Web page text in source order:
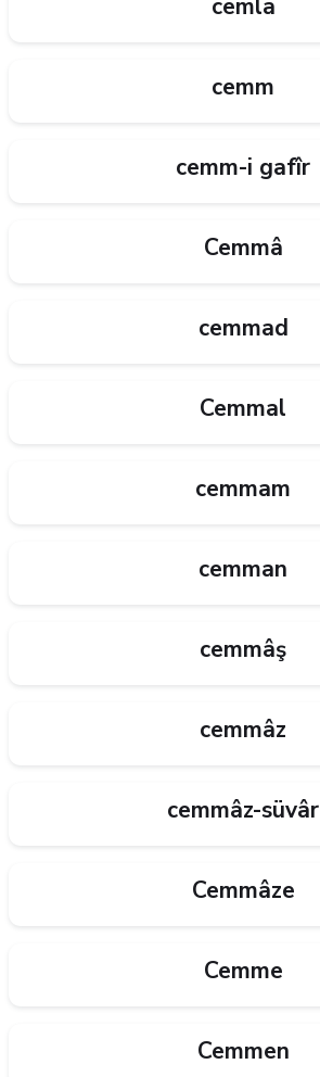
cemla
cemm
cemm-i gafîr
Cemmâ
cemmad
Cemmal
cemmam
cemman
cemmâş
cemmâz
cemmâz-süvâr
Cemmâze
Cemme
Cemmen